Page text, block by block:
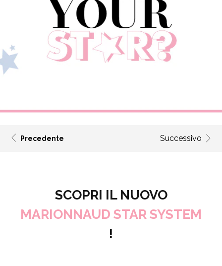
Precedente Successivo
SCOPRI IL NUOVO
MARIONNAUD STAR SYSTEM
!